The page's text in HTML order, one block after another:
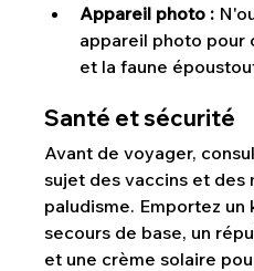
Appareil photo :
appareil photo pour
et la faune
Santé et sécurité
Avant de voyager,
sujet des vaccins et
paludisme. Emportez
secours de base, un
et une crème solaire